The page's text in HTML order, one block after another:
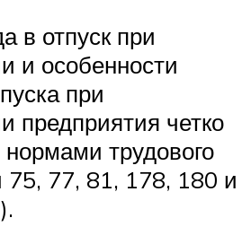
в отпуск при
и особенности
при
предприятия четко
трудового
75, 77, 81, 178, 180 и